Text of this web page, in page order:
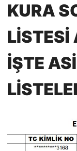
KURA
LİSTESİ
İŞTE